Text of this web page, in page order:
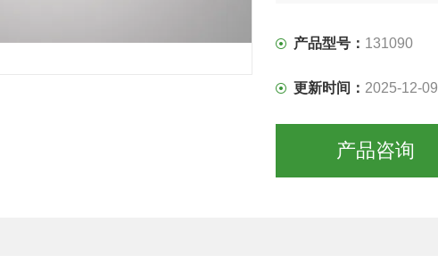
产品型号： 131090
更新时间： 2025-12-09
产品咨询